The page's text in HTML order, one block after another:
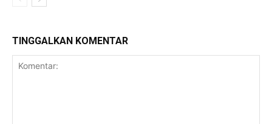
TINGGALKAN KOMENTAR